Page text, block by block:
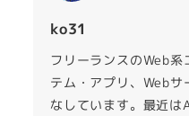
ko31
フリーランスのWeb
テム・アプリ、Webサ
なしています。最近